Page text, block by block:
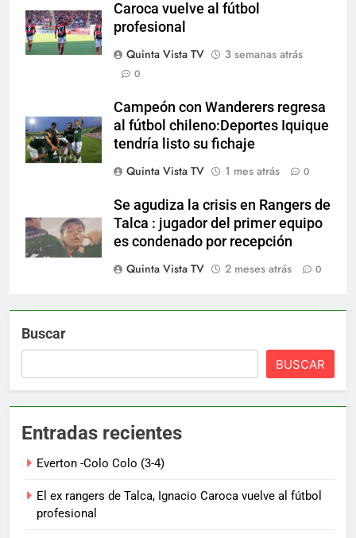
Caroca vuelve al fútbol
profesional
Quinta Vista TV
3 semanas atrás
0
Campeón con Wanderers regresa
al fútbol chileno:Deportes Iquique
tendría listo su fichaje
Quinta Vista TV
1 mes atrás 0
Se agudiza la crisis en Rangers de
Talca : jugador del primer equipo
es condenado por recepción
Quinta Vista TV
2 meses atrás 0
Buscar
BUSCAR
Entradas recientes
Everton -Colo Colo (3-4)
El ex rangers de Talca, Ignacio Caroca vuelve al fútbol
profesional